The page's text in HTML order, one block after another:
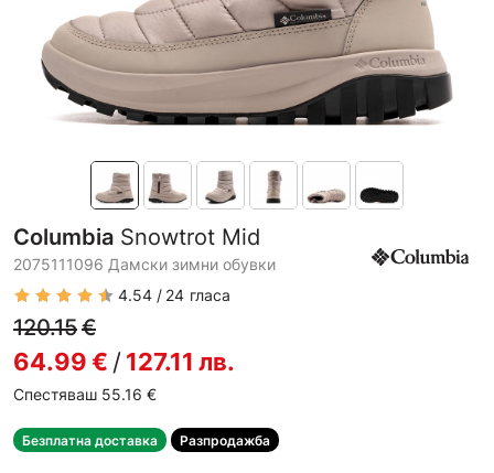
Columbia Snowtrot Mid
2075111096 Дамски зимни обувки
4.54
24 гласа
120.15€
64.99€ /127.11 лв.
Спестяваш 55.16 €
Безплатна доставка Разпродажба